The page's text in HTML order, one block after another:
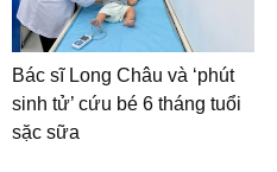
Bác sĩ Long Châu và ‘phút
sinh tử’ cứu bé 6 tháng tuổi
sặc sữa